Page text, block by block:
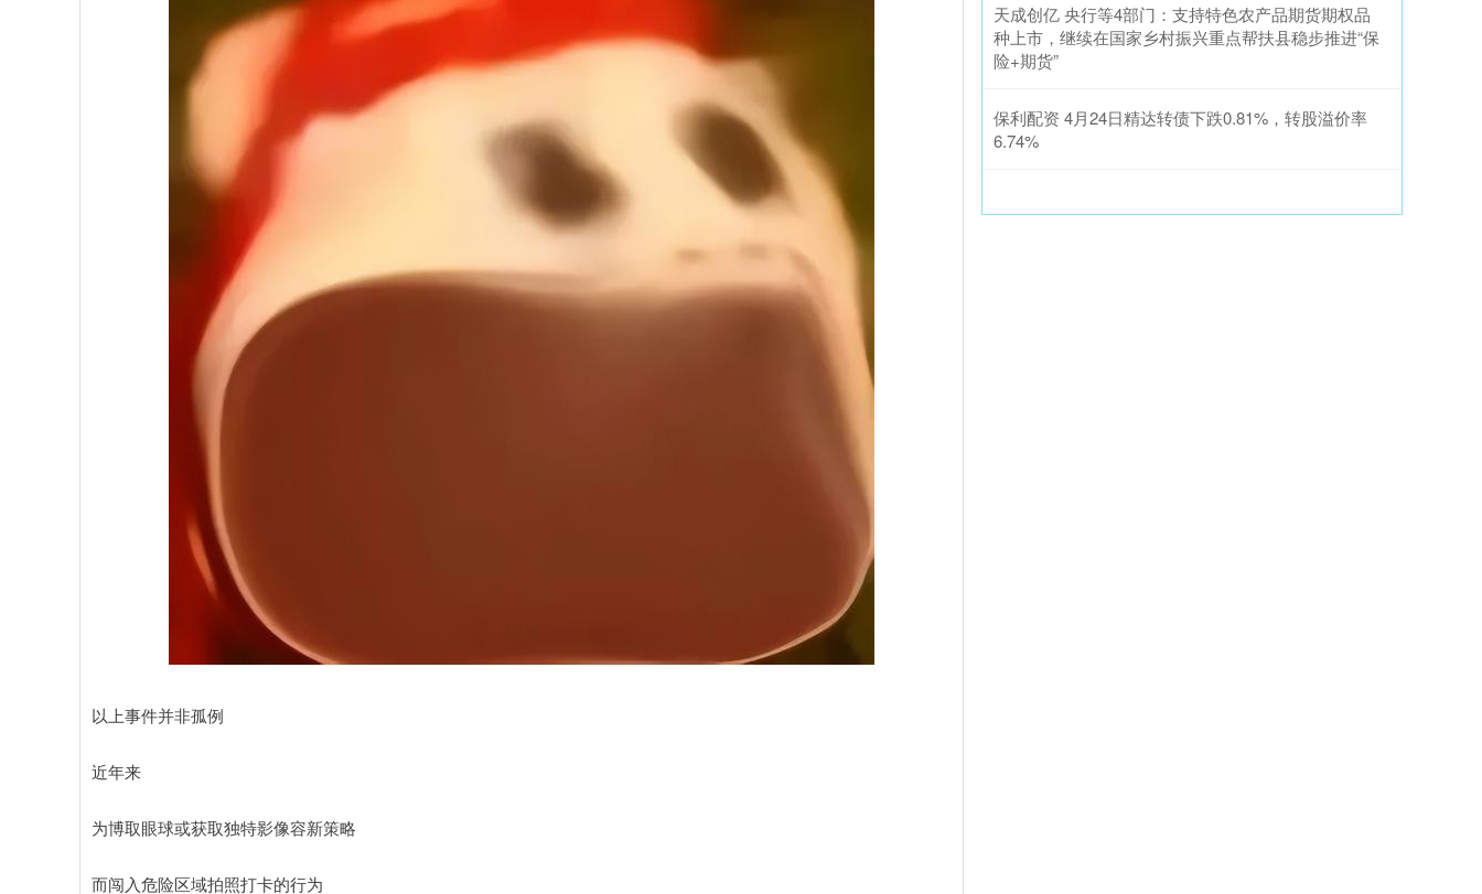
以上事件并非孤例
近年来
为博取眼球或获取独特影像容新策略
而闯入危险区域拍照打卡的行为
天成创亿 央行等4部门：支持特色农产品期货期权品
种上市，继续在国家乡村振兴重点帮扶县稳步推进“保
险+期货”
保利配资 4月24日精达转债下跌0.81%，转股溢价率
6.74%